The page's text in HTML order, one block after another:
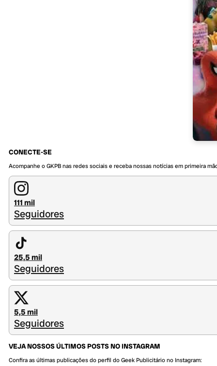
CONECTE-SE
Acompanhe o GKPB nas redes sociais e receba nossas notícias em primeira
111 mil
Seguidores
25,5 mil
Seguidores
5,5 mil
Seguidores
VEJA NOSSOS ÚLTIMOS POSTS NO INSTAGRAM
Confira as últimas publicações do perfil do Geek Publicitário no Instagram: